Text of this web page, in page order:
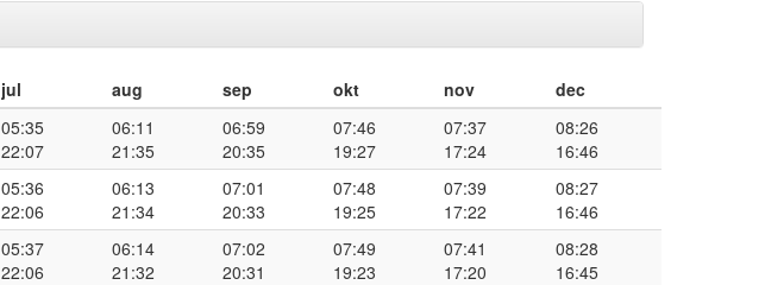
jul aug sep okt nov
dec
05:35
22:07
06:11
21:35
06:59
20:35
07:46
19:27
07:37
17:24
08:26
16:46
05:36
22:06
06:13
21:34
07:01
20:33
07:48
19:25
07:39
17:22
08:27
16:46
05:37
22:06
06:14
21:32
07:02
20:31
07:49
19:23
07:41
17:20
08:28
16:45